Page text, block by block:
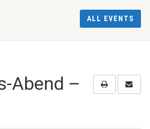
ALL EVENTS
Abend –